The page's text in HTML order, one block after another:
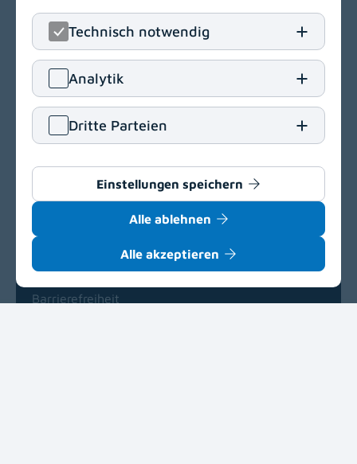
LinkedIn
(opens in
Klinikum Klagenfurt am Wörthersee
Feschnigstraße 11
9020 Klagenfurt am Wörthersee
+43 463 538-0
Eklinikum.klagenfurt[at]kabeg.at
(opens in a new window)
Barrierefreiheit
Technisch notwendig
Analytik
Dritte Parteien
Einstellungen speichern
Alle ablehnen
Alle akzeptieren